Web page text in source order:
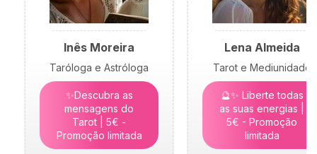
Inês Moreira
Taróloga e Astróloga
✨Descubra as
mensagens do
Tarot | 5€ -
Promoção limitada
Lena Almeida
Tarot e Mediunidade
🔮✨ Liberte todas
as suas energias |
5€ - Promoção
limitada